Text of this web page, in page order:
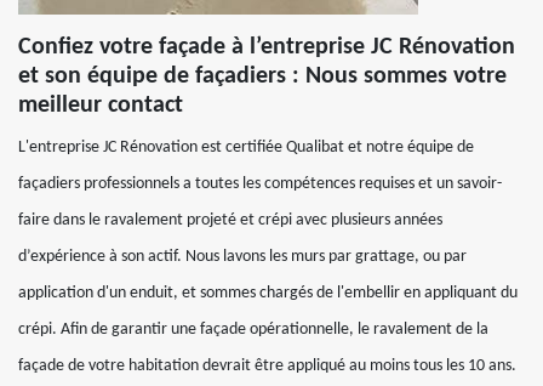
Confiez votre façade à l’entreprise JC Rénovation
et son équipe de façadiers : Nous sommes votre
meilleur contact
L'entreprise JC Rénovation est certifiée Qualibat et notre équipe de
façadiers professionnels a toutes les compétences requises et un savoir-
faire dans le ravalement projeté et crépi avec plusieurs années
d’expérience à son actif. Nous lavons les murs par grattage, ou par
application d'un enduit, et sommes chargés de l'embellir en appliquant du
crépi. Afin de garantir une façade opérationnelle, le ravalement de la
façade de votre habitation devrait être appliqué au moins tous les 10 ans.